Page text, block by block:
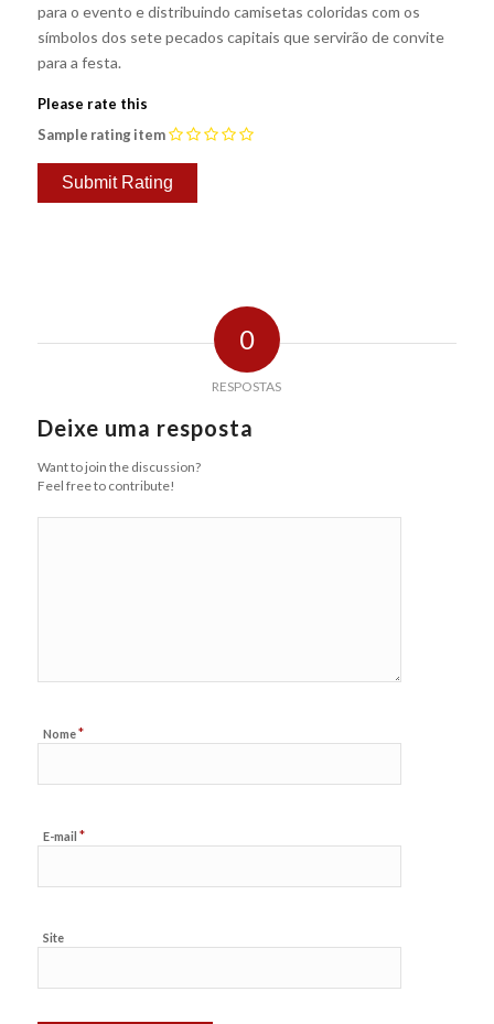
para o evento e distribuindo camisetas coloridas com os
símbolos dos sete pecados capitais que servirão de convite
para a festa.
Please rate this
Sample rating item
0
RESPOSTAS
Deixe uma resposta
Want to join the discussion?
Feel free to contribute!
Nome*
E-mail *
Site